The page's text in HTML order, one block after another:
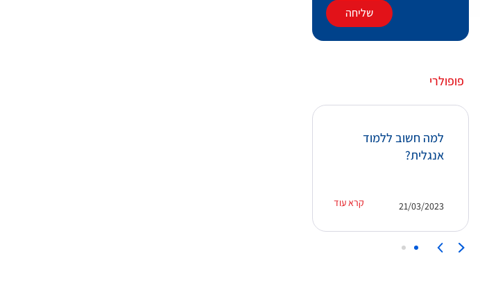
שליחה
פופולרי
למה חשוב ללמוד
אנגלית?
קרא עוד 21/03/2023